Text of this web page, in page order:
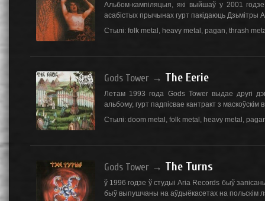
Альбом-кампіляцыя, які выйшаў у 2001
асабістых прычынах гурт пакідаюць Дзьмітры
Стылі: folk metal , heavy metal , pagan, thrash
Gods Tower → The Eerie
Летам 1993 года Gods Tower выдае другі
альбому, гурт падпісвае кантракт з
Стылі: doom metal , folk metal , heavy metal ,
Gods Tower → The Turns
ў 1996 годзе ў студыі Aria Records быў
быў выпушчаны на аўдыёкасетах на польскім